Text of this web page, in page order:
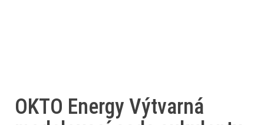
OKTO Energy Výtvarná